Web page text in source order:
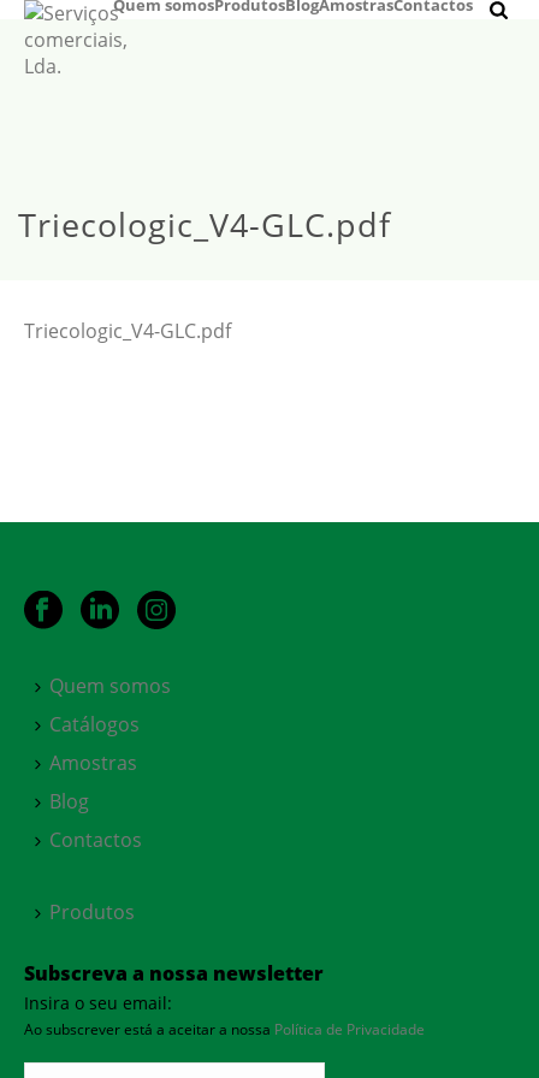
Quem somosProdutosBlogAmostrasContactos
Triecologic_V4-GLC.pdf
Triecologic_V4-GLC.pdf
Quem somos
Catálogos
Amostras
Blog
Contactos
Produtos
Subscreva a nossa newsletter
Insira o seu email:
Ao subscrever está a aceitar a nossa Política de Privacidade